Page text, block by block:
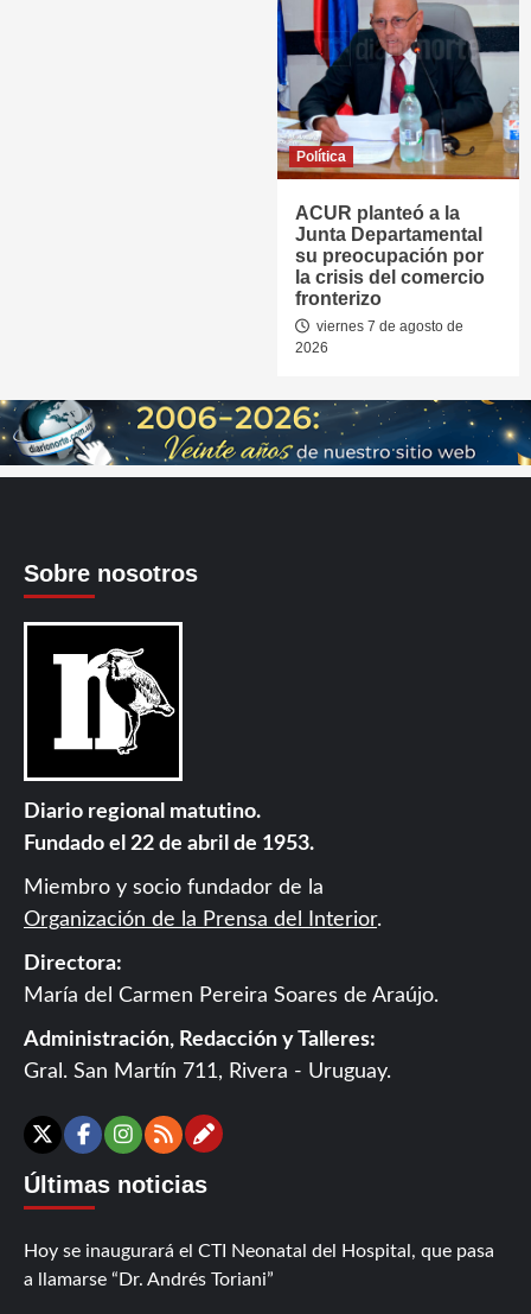
Política
ACUR planteó a la
Junta Departamental
su preocupación por
la crisis del comercio
fronterizo
viernes 7 de agosto de
2026
Sobre nosotros
Diario regional matutino.
Fundado el 22 de abril de 1953.
Miembro y socio fundador de la
Organización de la Prensa del Interior.
Directora:
María del Carmen Pereira Soares de Araújo.
Administración, Redacción y Talleres:
Gral. San Martín 711, Rivera - Uruguay.
X Facebook
Instagram
RSSContáctanos
Últimas noticias
Hoy se inaugurará el CTI Neonatal del Hospital, que pasa
a llamarse “Dr. Andrés Toriani”